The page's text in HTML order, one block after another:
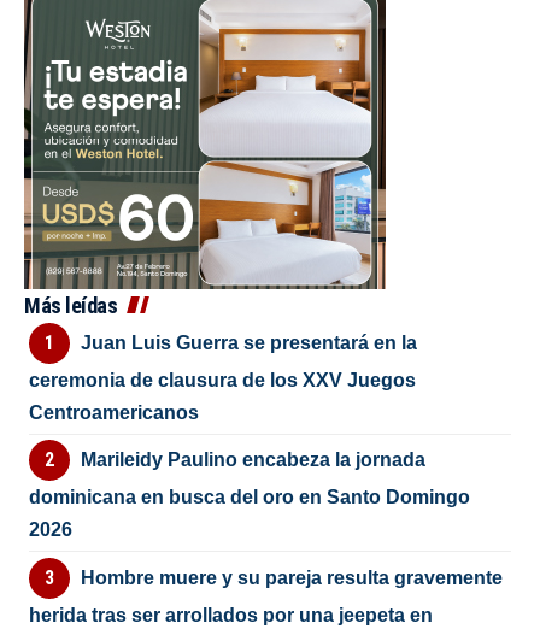
Más leídas
Juan Luis Guerra se presentará en la
ceremonia de clausura de los XXV Juegos
Centroamericanos
Marileidy Paulino encabeza la jornada
dominicana en busca del oro en Santo Domingo
2026
Hombre muere y su pareja resulta gravemente
herida tras ser arrollados por una jeepeta en